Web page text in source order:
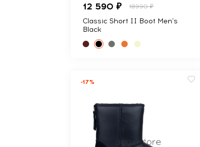
12 590 ₽ 18990 ₽
Classic Short II Boot Men's
Black
-17%